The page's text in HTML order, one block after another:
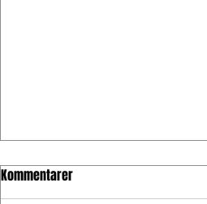
Kommentarer